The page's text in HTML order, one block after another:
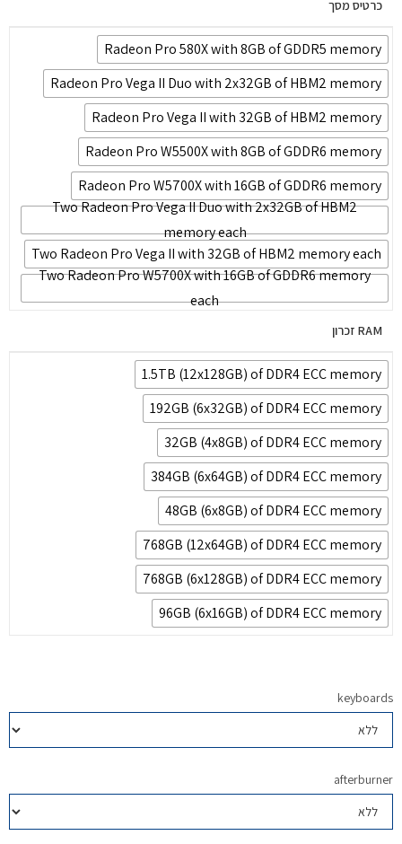
כרטיס מסך
Radeon Pro 580X with 8GB of GDDR5 memory
Radeon Pro Vega II Duo with 2x32GB of HBM2 memory
Radeon Pro Vega II with 32GB of HBM2 memory
Radeon Pro W5500X with 8GB of GDDR6 memory
Radeon Pro W5700X with 16GB of GDDR6 memory
Two Radeon Pro Vega II Duo with 2x32GB of HBM2
memory each
Two Radeon Pro Vega II with 32GB of HBM2 memory each
Two Radeon Pro W5700X with 16GB of GDDR6 memory
each
RAM זכרון
1.5TB (12x128GB) of DDR4 ECC memory
192GB (6x32GB) of DDR4 ECC memory
32GB (4x8GB) of DDR4 ECC memory
384GB (6x64GB) of DDR4 ECC memory
48GB (6x8GB) of DDR4 ECC memory
768GB (12x64GB) of DDR4 ECC memory
768GB (6x128GB) of DDR4 ECC memory
96GB (6x16GB) of DDR4 ECC memory
keyboards
afterburner